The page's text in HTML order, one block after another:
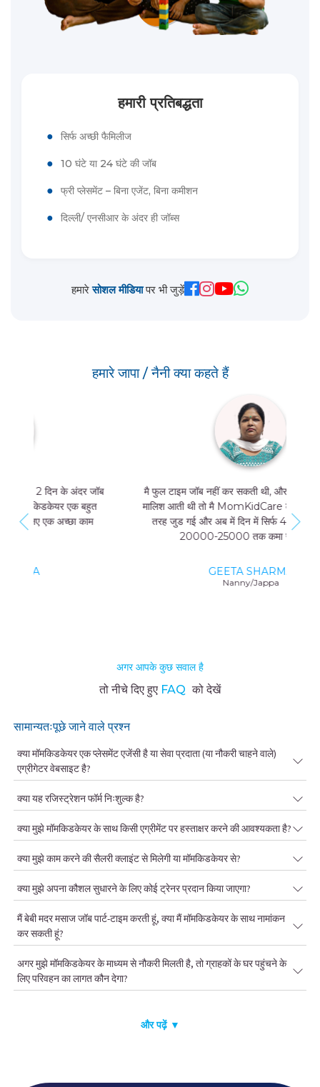
हमारी प्रतिबद्धता
● सिर्फ अच्छी फैमिलीज
● 10 घंटे या 24 घंटे की जॉब
● फ्री प्लेसमेंट – बिना एजेंट, बिना कमीशन
● दिल्ली/ एनसीआर के अंदर ही जॉब्स
हमारेसोशल मीडियापर भी जुड़ें
हमारे जापा / नैनी क्या कहते हैं
मै फुल टाइम जॉब नहीं कर सकती थी, और मुझे मां और बच्चे की
मालिश आती थी तो मै MomKidCare के साथ फ्रीलांसर की
तरह जुड गई और अब में दिन में सिर्फ 4 घंटे काम करके भी
20000-25000 तक कमा सकती हूं।
अगर आपके कुछ सवाल है
तो नीचे दिए हुए FAQ को देखें
सामान्यतःपूछे जाने वाले प्रश्न
क्या मॉमकिडकेयर एक प्लेसमेंट एजेंसी है या सेवा प्रदाता (या नौकरी चाहने वाले)
एग्रीगेटर वेबसाइट है?
क्या यह रजिस्ट्रेशन फॉर्म निःशुल्क है?
क्या मुझे मॉमकिडकेयर के साथ किसी एग्रीमेंट पर हस्ताक्षर करने की आवश्यकता है?
क्या मुझे काम करने की सैलरी क्लाइंट से मिलेगी या मॉमकिडकेयर से?
क्या मुझे अपना कौशल सुधारने के लिए कोई ट्रेनर प्रदान किया जाएगा?
मैं बेबी मदर मसाज जॉब पार्ट-टाइम करती हूं, क्या मैं मॉमकिडकेयर के साथ नामांकन
कर सकती हूं?
अगर मुझे मॉमकिडकेयर के माध्यम से नौकरी मिलती है, तो ग्राहकों के घर पहुंचने के
लिए परिवहन का लागत कौन देगा?
और पढ़ें ▼